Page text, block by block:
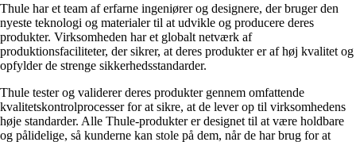
Thule har et team af erfarne ingeniører og designere, der bruger den
nyeste teknologi og materialer til at udvikle og producere deres
produkter. Virksomheden har et globalt netværk af
produktionsfaciliteter, der sikrer, at deres produkter er af høj kvalitet og
opfylder de strenge sikkerhedsstandarder.
Thule tester og validerer deres produkter gennem omfattende
kvalitetskontrolprocesser for at sikre, at de lever op til virksomhedens
høje standarder. Alle Thule-produkter er designet til at være holdbare
og pålidelige, så kunderne kan stole på dem, når de har brug for at